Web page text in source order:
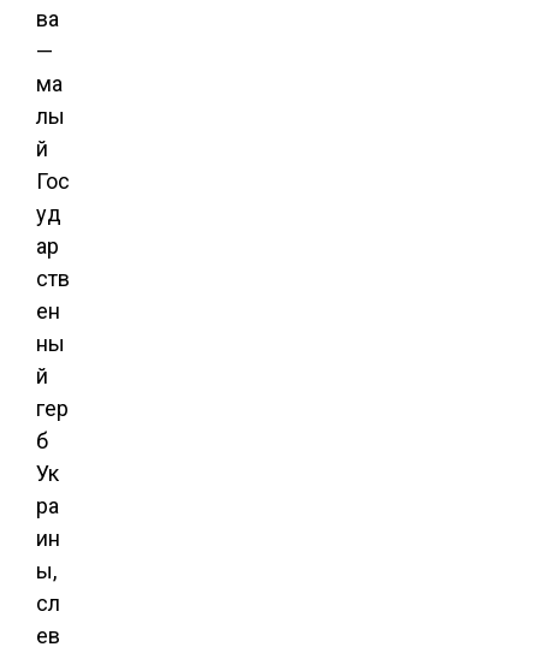
ва
—
ма
лы
й
Гос
уд
ар
ств
ен
ны
й
гер
б
Ук
ра
ин
ы,
сл
ев